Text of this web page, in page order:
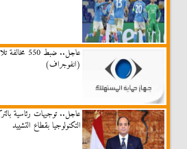
(انفوجراف)
عاجل.. توجيهات رئاسية
التكنولوجيا بقطاع التشييد